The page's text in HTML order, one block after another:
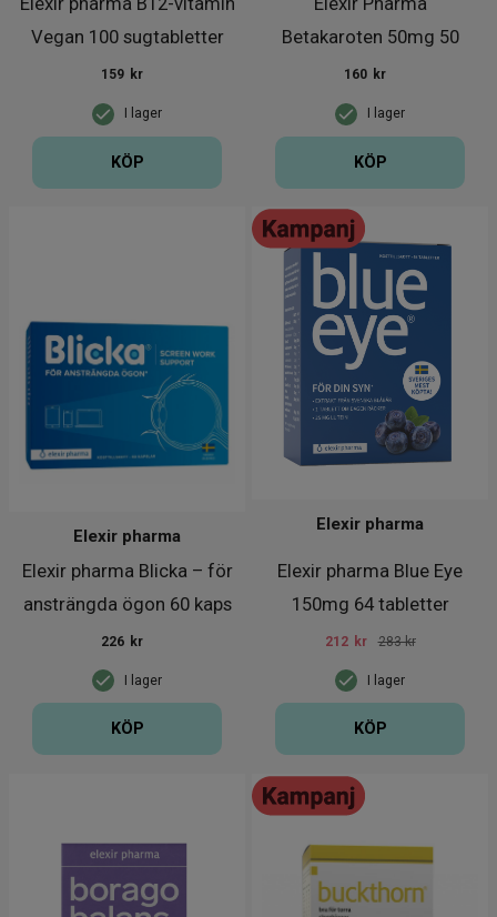
Vegan 100 sugtabletter
I lager
159 kr
KÖP
Betakaroten 50mg 50
kapslar
I lager
160 kr
KÖP
Elexir pharma Blicka – för
ansträngda ögon 60 kaps
Elexir pharma
I lager
226 kr
KÖP
Elexir pharma Blue Eye
150mg 64 tabletter
Elexir pharma
I lager
212 kr 283 kr
KÖP